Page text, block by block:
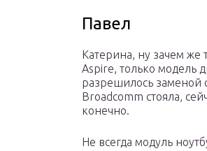
Павел
Катерина, ну зачем же
Aspire, только модель
разрешилось заменой
Broadcomm стояла,
конечно.
Не всегда модуль